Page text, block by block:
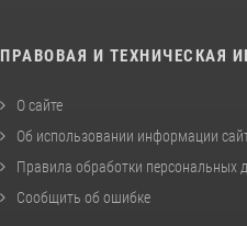
ПРАВОВАЯ И ТЕХНИЧЕСКАЯ
О сайте
Об использовании информации
Правила обработки персональных
Сообщить об ошибке